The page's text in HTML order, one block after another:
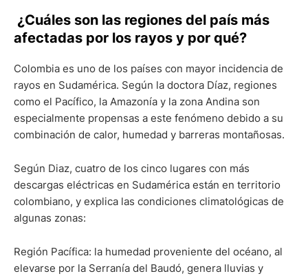
¿Cuáles son las regiones del país más
afectadas por los rayos y por qué?
Colombia es uno de los países con mayor incidencia de
rayos en Sudamérica. Según la doctora Díaz, regiones
como el Pacífico, la Amazonía y la zona Andina son
especialmente propensas a este fenómeno debido a su
combinación de calor, humedad y barreras montañosas.
Según Diaz, cuatro de los cinco lugares con más
descargas eléctricas en Sudamérica están en territorio
colombiano, y explica las condiciones climatológicas de
algunas zonas:
Región Pacífica: la humedad proveniente del océano, al
elevarse por la Serranía del Baudó, genera lluvias y